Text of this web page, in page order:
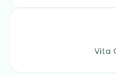
Vita